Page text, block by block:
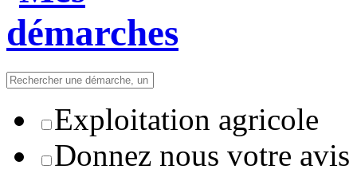
Exploitation agricole
Donnez nous votre avis